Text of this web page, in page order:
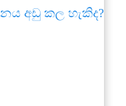
අඩු කල හැකිද?